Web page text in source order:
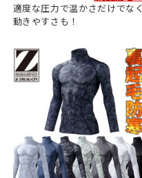
適度な圧力で温かさだけでなく
動きやすさも！